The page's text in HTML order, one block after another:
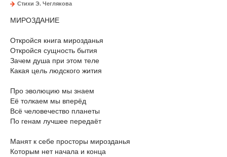
Стихи Э. Чеглякова
МИРОЗДАНИЕ
Откройся книга мирозданья
Откройся сущность бытия
Зачем душа при этом теле
Какая цель людского жития
Про эволюцию мы знаем
Её толкаем мы вперёд
Всё человечество планеты
По генам лучшее передаёт
Манят к себе просторы мирозданья
Которым нет начала и конца